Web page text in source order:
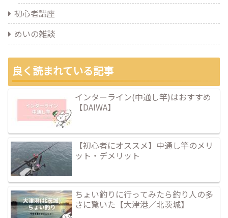
初心者講座
めいの雑談
良く読まれている記事
インターライン(中通し竿)はおすすめ
【DAIWA】
【初心者にオススメ】中通し竿のメリ
ット・デメリット
ちょい釣りに行ってみたら釣り人の多
さに驚いた【大津港／北茨城】